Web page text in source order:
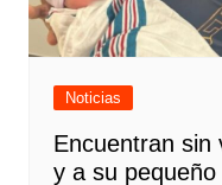
Noticias
Encuentran sin
y a su